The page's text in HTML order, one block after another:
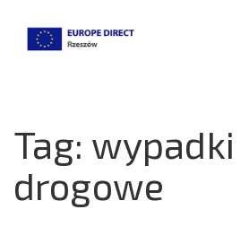
Tag: wypadki
drogowe